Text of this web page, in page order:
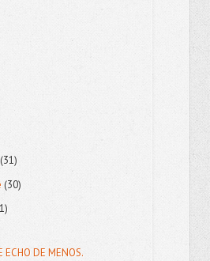
(31)
(30)
ECHO DE MENOS.